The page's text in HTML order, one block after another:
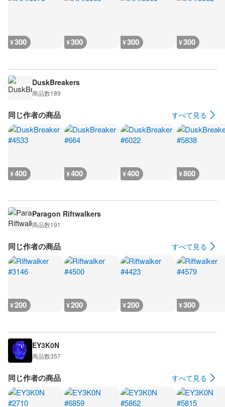
¥300 ¥300 ¥300 ¥300
DuskBreakers
商品数189
同じ作者の商品 すべて見る
¥400 ¥400 ¥400 ¥800
Paragon Riftwalkers
商品数191
同じ作者の商品 すべて見る
¥200 ¥200 ¥200 ¥300
EY3K0N
商品数357
同じ作者の商品 すべて見る